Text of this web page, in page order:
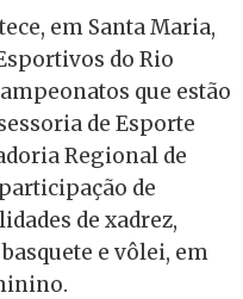
em Santa Maria,
do Rio
que estão
de Esporte
Regional de
participação de
de xadrez,
e vôlei, em